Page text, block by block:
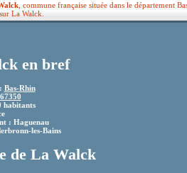
, commune française située dans le département
La Walck.
en bref
Bas-Rhin
67350
habitants
: Haguenau
les-Bains
de La Walck